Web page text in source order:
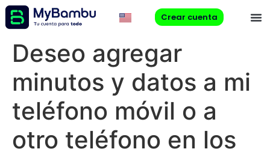
Crear cuenta
Deseo agregar
minutos y datos a mi
teléfono móvil o a
otro teléfono en los